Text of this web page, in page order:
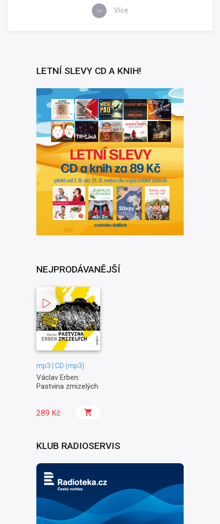
Více
LETNÍ SLEVY CD A KNIH!
NEJPRODÁVANĚJŠÍ
mp3 | CD (mp3)
Václav Erben:
Pastvina zmizelých
289 Kč
KLUB RADIOSERVIS